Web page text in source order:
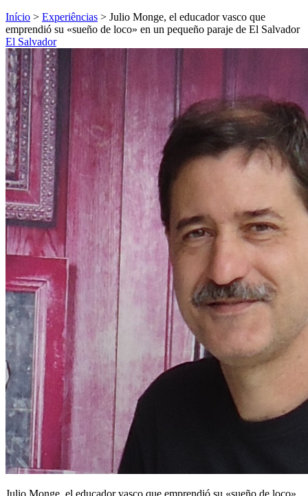
Início > Experiências > Julio Monge, el educador vasco que
emprendió su «sueño de loco» en un pequeño paraje de El Salvador
El Salvador
Julio Monge, el educador vasco que emprendió su «sueño de loco»